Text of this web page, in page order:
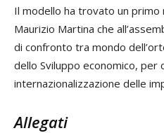
Il modello ha trovato un
Maurizio Martina che
di confronto tra mondo
dello Sviluppo economico, per
internazionalizzazione delle
Allegati